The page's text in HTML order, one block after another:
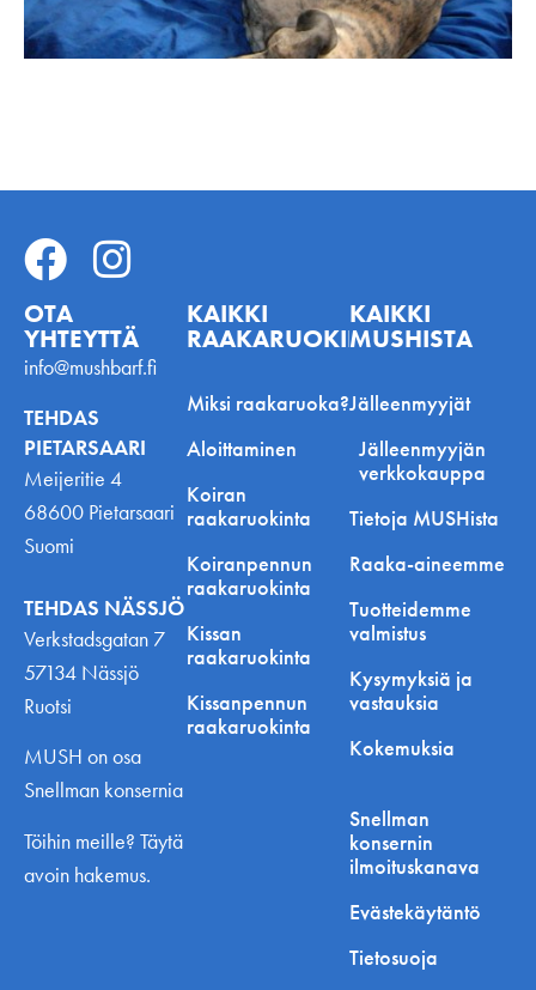
OTA
YHTEYTTÄ
info@mushbarf.fi
TEHDAS
PIETARSAARI
Meijeritie 4
68600 Pietarsaari
Suomi
TEHDAS NÄSSJÖ
Verkstadsgatan 7
57134 Nässjö
Ruotsi
MUSH on osa
Snellman konsernia
Töihin meille? Täytä
avoin hakemus.
KAIKKI
RAAKARUOKINNASTA
Miksi raakaruoka?
Aloittaminen
Koiran
raakaruokinta
Koiranpennun
raakaruokinta
Kissan
raakaruokinta
Kissanpennun
raakaruokinta
KAIKKI
MUSHISTA
Jälleenmyyjät
Jälleenmyyjän
verkkokauppa
Tietoja MUSHista
Raaka-aineemme
Tuotteidemme
valmistus
Kysymyksiä ja
vastauksia
Kokemuksia
Snellman
konsernin
ilmoituskanava
Evästekäytäntö
Tietosuoja